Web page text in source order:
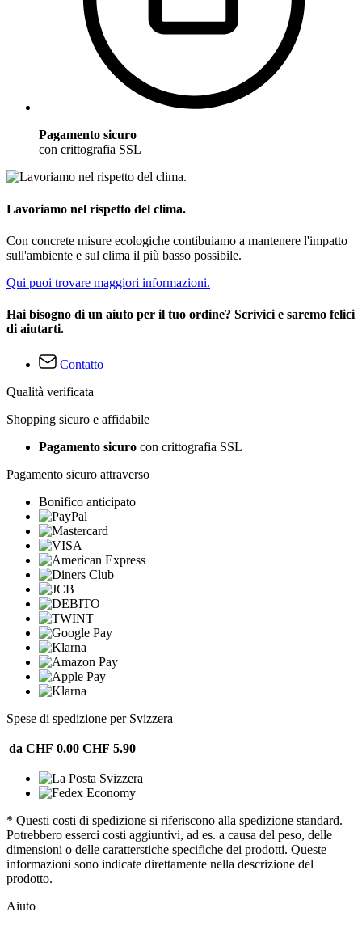
Pagamento sicuro
con crittografia SSL
Lavoriamo nel rispetto del clima.
Con concrete misure ecologiche contibuiamo a mantenere l'impatto
sull'ambiente e sul clima il più basso possibile.
Qui puoi trovare maggiori informazioni.
Hai bisogno di un aiuto per il tuo ordine? Scrivici e saremo felici
di aiutarti.
Contatto
Qualità verificata
Shopping sicuro e affidabile
Pagamento sicuro con crittografia SSL
Pagamento sicuro attraverso
Bonifico anticipato
Spese di spedizione per Svizzera
da CHF 0.00 CHF 5.90
* Questi costi di spedizione si riferiscono alla spedizione standard.
Potrebbero esserci costi aggiuntivi, ad es. a causa del peso, delle
dimensioni o delle caratterstiche specifiche dei prodotti. Queste
informazioni sono indicate direttamente nella descrizione del
prodotto.
Aiuto